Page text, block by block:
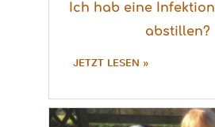
Ich hab eine
abstillen?
JETZT LESEN »